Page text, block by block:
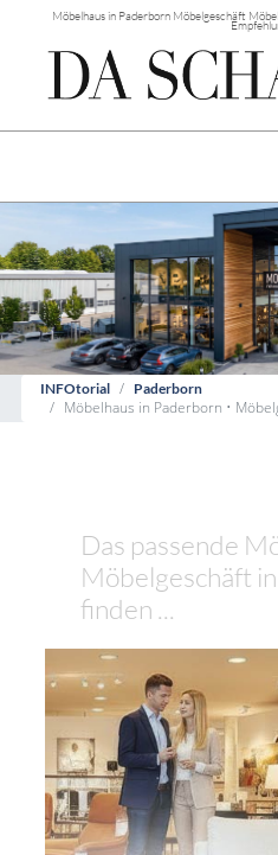
Möbelhaus in Paderborn Möbelgeschäft
INFOtorial Paderborn
Möbelhaus in Paderborn •
Das passende
Möbelgeschäft
finden ...